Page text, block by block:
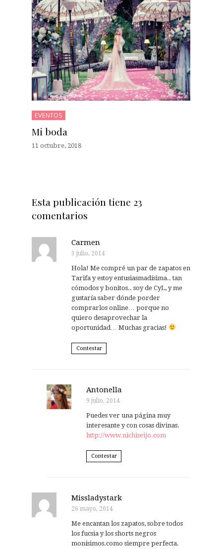
EVENTOS
Mi boda
11 octubre, 2018
Esta publicación tiene 23
comentarios
Carmen
3 julio, 2014
Hola! Me compré un par de zapatos en
Tarifa y estoy entusiasmadísima.. tan
cómodos y bonitos.. soy de CyL, y me
gustaría saber dónde porder
comprarlos online… porque no
quiero desaprovechar la
oportunidad… Muchas gracias!
Contestar
Antonella
9 julio, 2014
Puedes ver una página muy
interesante y con cosas divinas.
http://www.nichiseijo.com
Contestar
Missladystark
26 mayo, 2014
Me encantan los zapatos, sobre todos
los fucsia y los shorts negros
monísimos.como siempre perfecta.